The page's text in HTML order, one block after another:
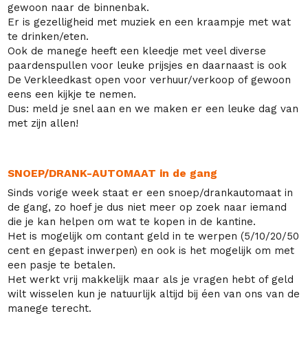
gewoon naar de binnenbak.
Er is gezelligheid met muziek en een kraampje met wat
te drinken/eten.
Ook de manege heeft een kleedje met veel diverse
paardenspullen voor leuke prijsjes en daarnaast is ook
De Verkleedkast open voor verhuur/verkoop of gewoon
eens een kijkje te nemen.
Dus: meld je snel aan en we maken er een leuke dag van
met zijn allen!
SNOEP/DRANK-AUTOMAAT in de gang
Sinds vorige week staat er een snoep/drankautomaat in
de gang, zo hoef je dus niet meer op zoek naar iemand
die je kan helpen om wat te kopen in de kantine.
Het is mogelijk om contant geld in te werpen (5/10/20/50
cent en gepast inwerpen) en ook is het mogelijk om met
een pasje te betalen.
Het werkt vrij makkelijk maar als je vragen hebt of geld
wilt wisselen kun je natuurlijk altijd bij éen van ons van de
manege terecht.